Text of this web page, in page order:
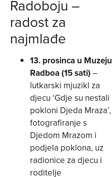
Radoboju –
radost za
najmlađe
13. prosinca u Muzeju
Radboa (15 sati)–
lutkarski mjuzikl za
djecu ‘Gdje su nestali
pokloni Djeda Mraza’,
fotografiranje s
Djedom Mrazom i
podjela poklona, uz
radionice za djecu i
roditelje